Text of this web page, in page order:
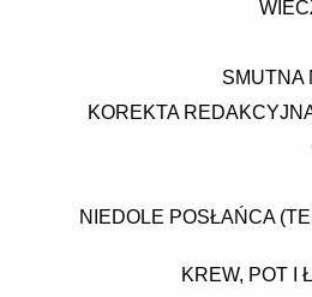
SMUTNA
KOREKTA
NIEDOLE POSŁAŃCA
KREW, POT I